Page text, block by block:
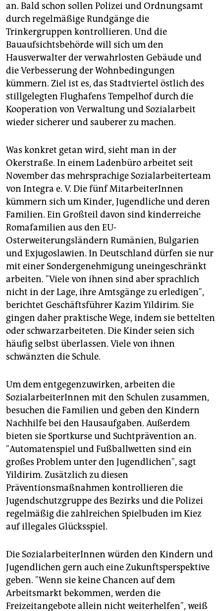
an. Bald schon sollen Polizei und Ordnungsamt
durch regelmäßige Rundgänge die
Trinkergruppen kontrollieren. Und die
Bauaufsichtsbehörde will sich um den
Hausverwalter der verwahrlosten Gebäude und
die Verbesserung der Wohnbedingungen
kümmern. Ziel ist es, das Stadtviertel östlich des
stillgelegten Flughafens Tempelhof durch die
Kooperation von Verwaltung und Sozialarbeit
wieder sicherer und sauberer zu machen.
Was konkret getan wird, sieht man in der
Okerstraße. In einem Ladenbüro arbeitet seit
November das mehrsprachige Sozialarbeiterteam
von Integra e. V. Die fünf MitarbeiterInnen
kümmern sich um Kinder, Jugendliche und deren
Familien. Ein Großteil davon sind kinderreiche
Romafamilien aus den EU-
Osterweiterungsländern Rumänien, Bulgarien
und Exjugoslawien. In Deutschland dürfen sie nur
mit einer Sondergenehmigung uneingeschränkt
arbeiten. "Viele von ihnen sind aber sprachlich
nicht in der Lage, ihre Amtsgänge zu erledigen",
berichtet Geschäftsführer Kazim Yildirim. Sie
gingen daher praktische Wege, indem sie bettelten
oder schwarzarbeiteten. Die Kinder seien sich
häufig selbst überlassen. Viele von ihnen
schwänzten die Schule.
Um dem entgegenzuwirken, arbeiten die
SozialarbeiterInnen mit den Schulen zusammen,
besuchen die Familien und geben den Kindern
Nachhilfe bei den Hausaufgaben. Außerdem
bieten sie Sportkurse und Suchtprävention an.
"Automatenspiel und Fußballwetten sind ein
großes Problem unter den Jugendlichen", sagt
Yildirim. Zusätzlich zu diesen
Präventionsmaßnahmen kontrollieren die
Jugendschutzgruppe des Bezirks und die Polizei
regelmäßig die zahlreichen Spielbuden im Kiez
auf illegales Glücksspiel.
Die SozialarbeiterInnen würden den Kindern und
Jugendlichen gern auch eine Zukunftsperspektive
geben. "Wenn sie keine Chancen auf dem
Arbeitsmarkt bekommen, werden die
Freizeitangebote allein nicht weiterhelfen", weiß